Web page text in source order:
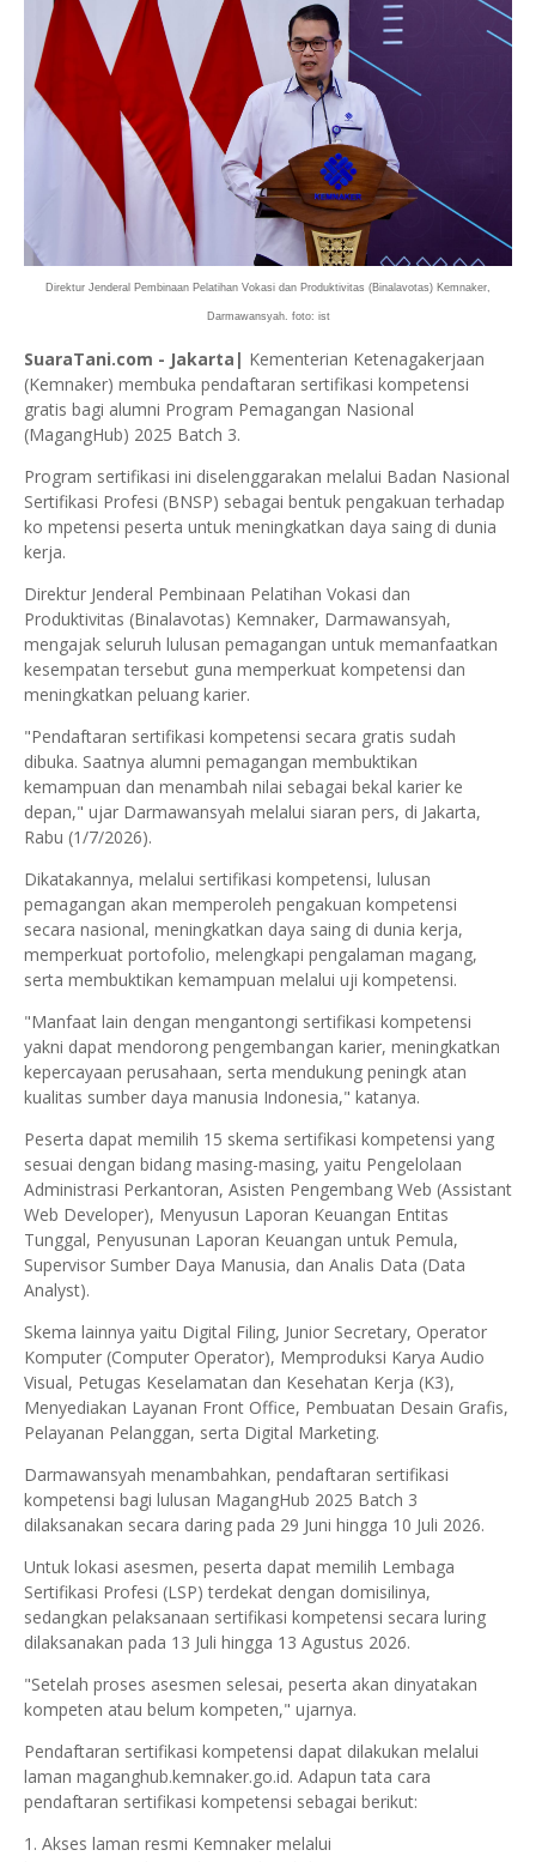
Direktur Jenderal Pembinaan Pelatihan Vokasi dan Produktivitas (Binalavotas) Kemnaker,
Darmawansyah. foto: ist
SuaraTani.com - Jakarta| Kementerian Ketenagakerjaan
(Kemnaker) membuka pendaftaran sertifikasi kompetensi
gratis bagi alumni Program Pemagangan Nasional
(MagangHub) 2025 Batch 3.
Program sertifikasi ini diselenggarakan melalui Badan Nasional
Sertifikasi Profesi (BNSP) sebagai bentuk pengakuan terhadap
ko mpetensi peserta untuk meningkatkan daya saing di dunia
kerja.
Direktur Jenderal Pembinaan Pelatihan Vokasi dan
Produktivitas (Binalavotas) Kemnaker, Darmawansyah,
mengajak seluruh lulusan pemagangan untuk memanfaatkan
kesempatan tersebut guna memperkuat kompetensi dan
meningkatkan peluang karier.
"Pendaftaran sertifikasi kompetensi secara gratis sudah
dibuka. Saatnya alumni pemagangan membuktikan
kemampuan dan menambah nilai sebagai bekal karier ke
depan," ujar Darmawansyah melalui siaran pers, di Jakarta,
Rabu (1/7/2026).
Dikatakannya, melalui sertifikasi kompetensi, lulusan
pemagangan akan memperoleh pengakuan kompetensi
secara nasional, meningkatkan daya saing di dunia kerja,
memperkuat portofolio, melengkapi pengalaman magang,
serta membuktikan kemampuan melalui uji kompetensi.
"Manfaat lain dengan mengantongi sertifikasi kompetensi
yakni dapat mendorong pengembangan karier, meningkatkan
kepercayaan perusahaan, serta mendukung peningk atan
kualitas sumber daya manusia Indonesia," katanya.
Peserta dapat memilih 15 skema sertifikasi kompetensi yang
sesuai dengan bidang masing-masing, yaitu Pengelolaan
Administrasi Perkantoran, Asisten Pengembang Web (Assistant
Web Developer), Menyusun Laporan Keuangan Entitas
Tunggal, Penyusunan Laporan Keuangan untuk Pemula,
Supervisor Sumber Daya Manusia, dan Analis Data (Data
Analyst).
Skema lainnya yaitu Digital Filing, Junior Secretary, Operator
Komputer (Computer Operator), Memproduksi Karya Audio
Visual, Petugas Keselamatan dan Kesehatan Kerja (K3),
Menyediakan Layanan Front Office, Pembuatan Desain Grafis,
Pelayanan Pelanggan, serta Digital Marketing.
Darmawansyah menambahkan, pendaftaran sertifikasi
kompetensi bagi lulusan MagangHub 2025 Batch 3
dilaksanakan secara daring pada 29 Juni hingga 10 Juli 2026.
Untuk lokasi asesmen, peserta dapat memilih Lembaga
Sertifikasi Profesi (LSP) terdekat dengan domisilinya,
sedangkan pelaksanaan sertifikasi kompetensi secara luring
dilaksanakan pada 13 Juli hingga 13 Agustus 2026.
"Setelah proses asesmen selesai, peserta akan dinyatakan
kompeten atau belum kompeten," ujarnya.
Pendaftaran sertifikasi kompetensi dapat dilakukan melalui
laman maganghub.kemnaker.go.id. Adapun tata cara
pendaftaran sertifikasi kompetensi sebagai berikut:
1. Akses laman resmi Kemnaker melalui